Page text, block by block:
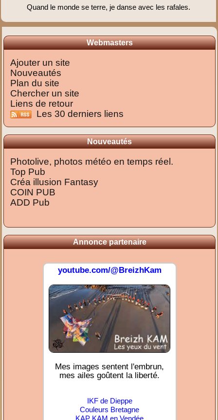
Quand le monde se terre, je danse avec les rafales.
Webmasters
Ajouter un site
Nouveautés
Plan du site
Chercher un site
Liens de retour
Les 30 derniers liens
Nouveautés
Photolive, photos météo en temps réel.
Top Pub
Créa illusion Fantasy
COIN PUB
ADD Pub
Annonce partenaire
youtube.com/@BreizhKam
Mes images sentent l'embrun,
mes ailes goûtent la liberté.
IKF de Dieppe
Couleurs Bretagne